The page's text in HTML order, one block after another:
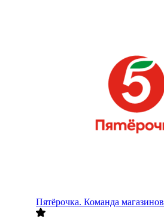
Пятёрочка. Команда магазинов